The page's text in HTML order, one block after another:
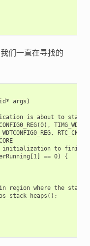
们一直在寻找的
args)
is about to start,
to finish
== 0) {
where the